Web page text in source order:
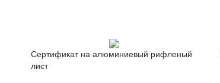
Сертификат на алюминиевый рифленый
лист